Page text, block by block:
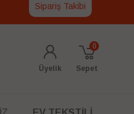
Sipariş Takibi
Üyelik Sepet
0